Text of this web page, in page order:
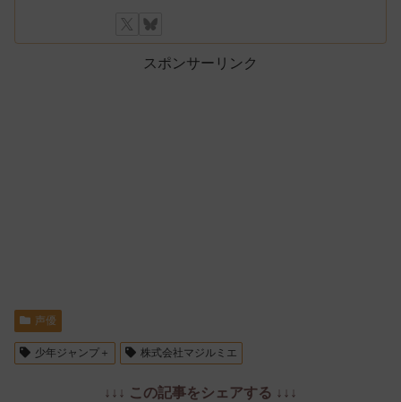
スポンサーリンク
声優
少年ジャンプ＋ 株式会社マジルミエ
↓↓↓ この記事をシェアする ↓↓↓